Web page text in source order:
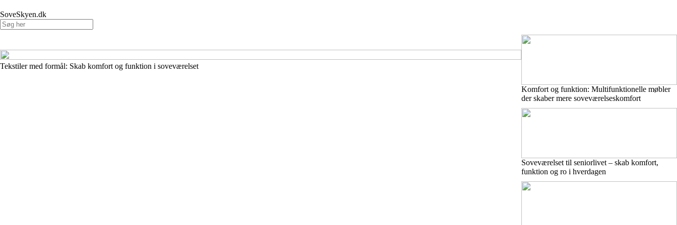
SoveSkyen.dk
Tekstiler med formål: Skab komfort og funktion i soveværelset
Komfort og funktion: Multifunktionelle møbler
der skaber mere soveværelseskomfort
Soveværelset til seniorlivet – skab komfort,
funktion og ro i hverdagen